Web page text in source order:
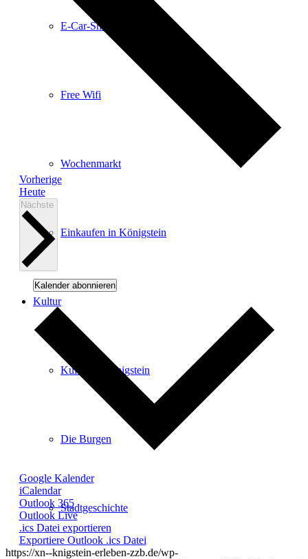
E-Car-Sharing
Free Wifi
Wochenmarkt
Einkaufen in Königstein
Kultur
Kultur in Königstein
Die Burgen
Stadtgeschichte
VorherigeVeranstaltungen
Heute
Nächste
Kalender abonnieren
Google Kalender
iCalendar
Outlook 365
Outlook Live
.ics Datei exportieren
Exportiere Outlook .ics Datei
https://xn--knigstein-erleben-zzb.de/wp-